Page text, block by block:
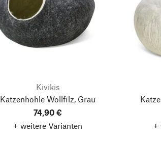
Kivikis
Katzenhöhle Wollfilz, Grau
74,90 €
+ weitere Varianten
+